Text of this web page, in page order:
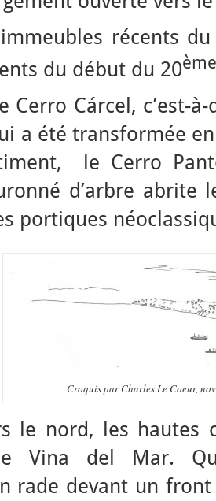
récents
du début du 20ème
Cerro Cárcel, c’est-
a été transformée
le Cerro
d’arbre abrite
portiques
Croquis par Charles Le Coeur,
le nord, les hautes
Vina del Mar.
rade devant un